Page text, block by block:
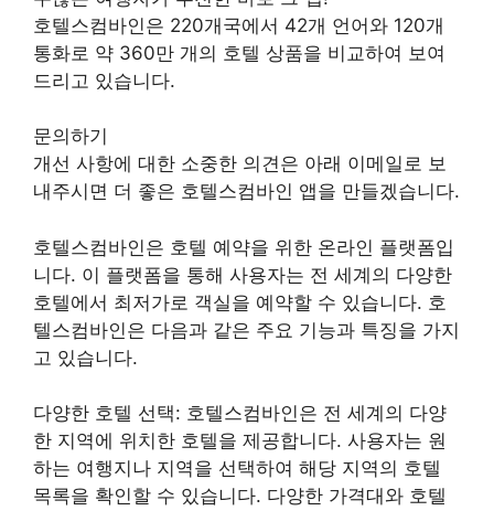
호텔스컴바인은 220개국에서 42개 언어와 120개
통화로 약 360만 개의 호텔 상품을 비교하여 보여
드리고 있습니다.
문의하기
개선 사항에 대한 소중한 의견은 아래 이메일로 보
내주시면 더 좋은 호텔스컴바인 앱을 만들겠습니다.
호텔스컴바인은 호텔 예약을 위한 온라인 플랫폼입
니다. 이 플랫폼을 통해 사용자는 전 세계의 다양한
호텔에서 최저가로 객실을 예약할 수 있습니다. 호
텔스컴바인은 다음과 같은 주요 기능과 특징을 가지
고 있습니다.
다양한 호텔 선택: 호텔스컴바인은 전 세계의 다양
한 지역에 위치한 호텔을 제공합니다. 사용자는 원
하는 여행지나 지역을 선택하여 해당 지역의 호텔
목록을 확인할 수 있습니다. 다양한 가격대와 호텔